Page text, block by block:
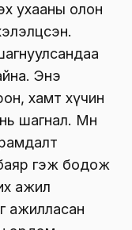
ухааны олон
Энэ
хамт хүчин
шагнал. Мөн
гэж бодож
ажил
ажилласан